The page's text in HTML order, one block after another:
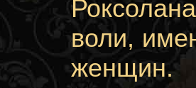
воли,
женщин.